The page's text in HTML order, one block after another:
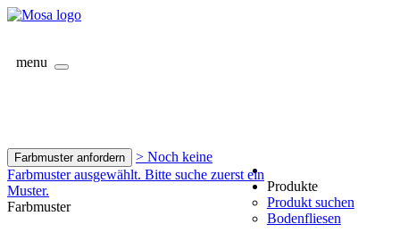
menu
Farbmuster anfordern
> Noch keine
Farbmuster ausgewählt. Bitte suche zuerst ein
Muster.
Farbmuster
Produkte
Produkt suchen
Bodenfliesen